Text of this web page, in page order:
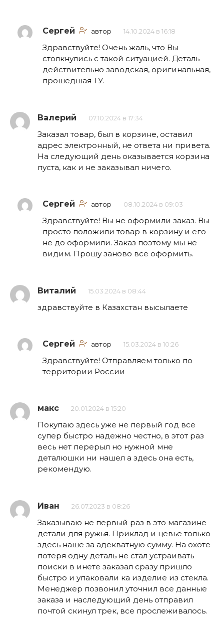
Сергей автор 14.10.2024 в 16:18
Здравствуйте! Очень жаль, что Вы
столкнулись с такой ситуацией. Деталь
действительно заводская, оригинальная,
прошедшая ТУ.
Валерий 07.10.2024 в 17:34
Заказал товар, был в корзине, оставил
адрес электронный, не ответа ни привета.
На следующий день оказывается корзина
пуста, как и не заказывал ничего.
Сергей автор 08.10.2024 в 09:03
Здравствуйте! Вы не оформили заказ. Вы
просто положили товар в корзину и его
не до оформили. Заказ поэтому мы не
видим. Прошу заново все оформить.
Виталий 15.03.2024 в 08:44
здравствуйте в Казахстан высылаете
Сергей автор 15.03.2024 в 10:26
Здравствуйте! Отправляем только по
территории России
макс 20.01.2024 в 15:20
Покупаю здесь уже не первый год все
супер быстро надежно честно, в этот раз
весь нет перерыл но нужной мне
деталюшки ни нашел а здесь она есть,
рекомендую.
Иван 26.07.2023 в 08:26
Заказываю не первый раз в это магазине
детали для ружья. Приклад и цевье только
здесь наше за адекватную сумму. На охоте
потеря одну деталь не стал устраивать
поиски в инете заказал сразу пришло
быстро и упаковали ка изделие из стекла.
Менеджер позвонил уточнил все данные
заказа и наследующий день отправил
почтой скинул трек, все прослеживалось.